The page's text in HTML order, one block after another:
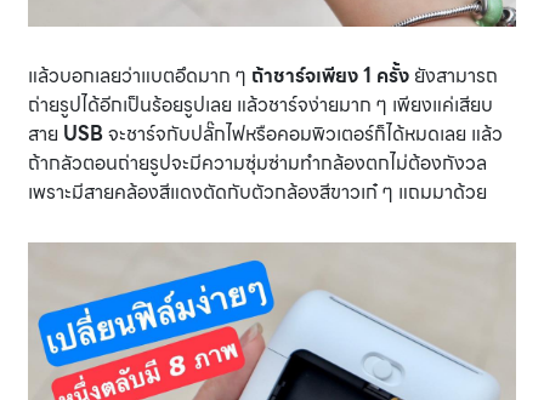
แล้วบอกเลยว่าแบตอึดมาก ๆ ถ้าชาร์จเพียง 1 ครั้ง ยังสามารถ
ถ่ายรูปได้อีกเป็นร้อยรูปเลย แล้วชาร์จง่ายมาก ๆ เพียงแค่เสียบ
สาย USBจะชาร์จกับปลั๊กไฟหรือคอมพิวเตอร์ก็ได้หมดเลย แล้ว
ถ้ากลัวตอนถ่ายรูปจะมีความซุ่มซ่ามทำกล้องตกไม่ต้องกังวล
เพราะมีสายคล้องสีแดงตัดกับตัวกล้องสีขาวเก๋ ๆ แถมมาด้วย